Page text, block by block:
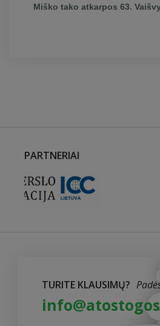
Miško tako atkarpos 63.
PARTNERIAI
TURITE KLAUSIMŲ?